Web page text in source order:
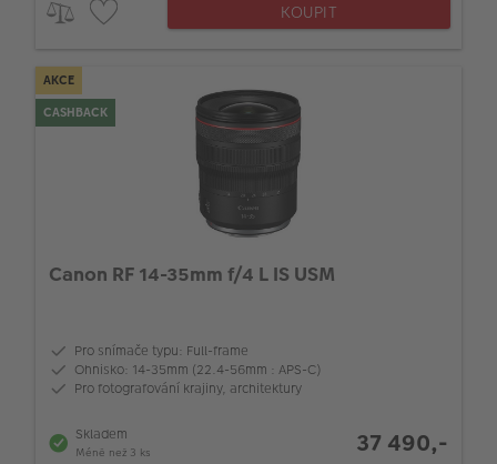
KOUPIT
AKCE
CASHBACK
Canon RF 14-35mm f/4 L IS USM
Pro snímače typu: Full-frame
Ohnisko: 14-35mm (22.4-56mm : APS-C)
Pro fotografování krajiny, architektury
Skladem
Méně než 3 ks 37 490,-